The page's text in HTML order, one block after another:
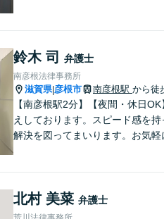
鈴木 司 弁護士
南彦根法律事務所
滋賀県|彦根市 南彦根駅 から徒
【南彦根駅2分】【夜間・休日
えしております。スピード感を
解決を図ってまいります。お気軽
北村 美菜 弁護士